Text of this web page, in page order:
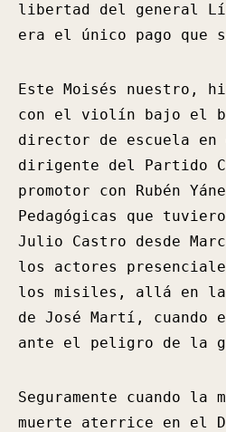
libertad del general
era el único pago que
Este Moisés nuestro,
con el violín bajo el
director de escuela en
dirigente del Partido
promotor con Rubén
Pedagógicas que
Julio Castro desde
los actores
los misiles, allá en la
de José Martí, cuando
ante el peligro de la
Seguramente cuando
muerte aterrice en el